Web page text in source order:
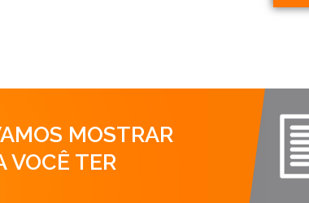
MOSTRAR
VOCÊ TER